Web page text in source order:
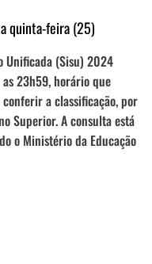
quinta-feira (25)
Unificada (Sisu) 2024
23h59, horário que
conferir a classificação, por
Superior. A consulta está
o Ministério da Educação